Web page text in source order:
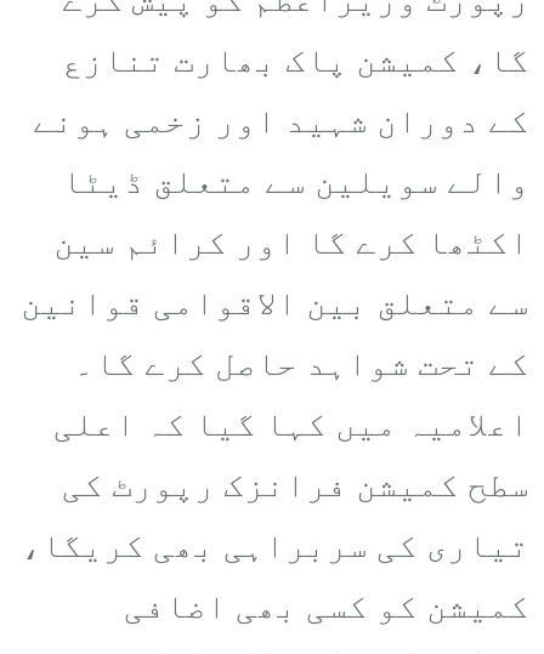
گا، کمیشن پاک بھارت تنازع
کے دوران شہید اور زخمی ہونے
والے سویلین سے متعلق ڈیٹا
اکٹھا کرے گا اور کرائم سین
سے متعلق بین الاقوامی قوانین
کے تحت شواہد حاصل کرے گا۔
اعلامیہ میں کہا گیا کہ اعلی
سطح کمیشن فرانزک رپورٹ کی
تیاری کی سربراہی بھی کریگا،
کمیشن کو کسی بھی اضافی